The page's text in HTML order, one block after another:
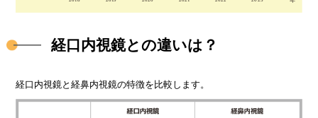
経口内視鏡との違いは？
経口内視鏡と経鼻内視鏡の特徴を比較します。